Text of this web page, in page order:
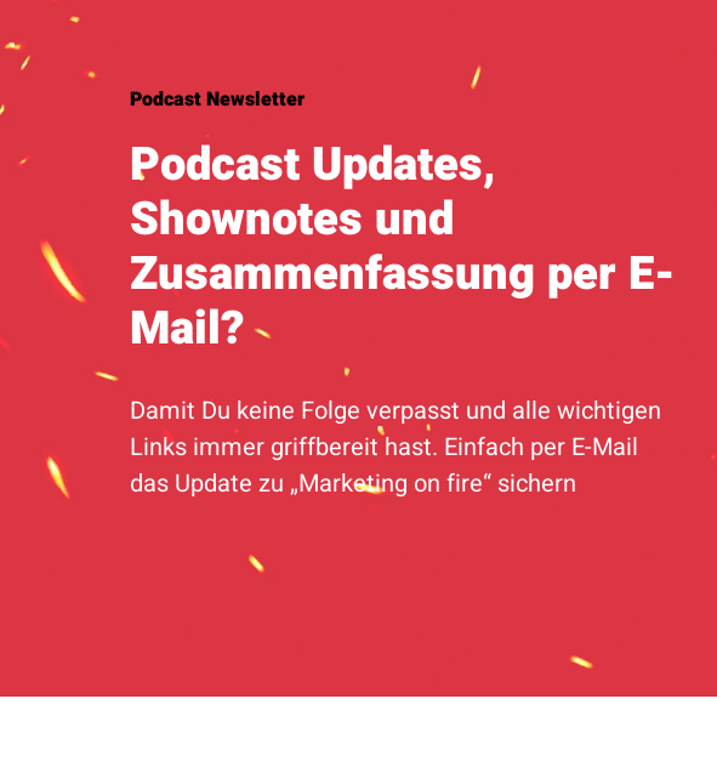
Podcast Newsletter
Podcast Updates,
Shownotes und
Zusammenfassung per E-
Mail?
Damit Du keine Folge verpasst und alle wichtigen
Links immer griffbereit hast. Einfach per E-Mail
das Update zu „Marketing on fire“ sichern